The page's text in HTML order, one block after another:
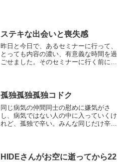
ステキな出会いと喪失感
昨日と今日で、あるセミナーに行って、
とっても内容の濃い、有意義な時間を過
ごせました。そのセミナーに行く前に、
ました。おかげで、目的の...
孤独孤独孤独コドク
同じ病気の仲間同士の慰めに嫌気がさ
し、病気ではない人の中に入っていくけ
れど、孤独で辛い。みんな同じだけ辛さ
HIDEさんがお空に逝ってから22